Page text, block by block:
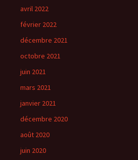
avril 2022
février 2022
décembre 2021
octobre 2021
juin 2021
mars 2021
janvier 2021
décembre 2020
août 2020
juin 2020